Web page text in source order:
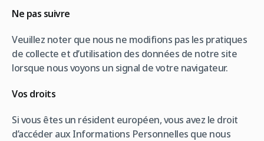
Ne pas suivre
Veuillez noter que nous ne modifions pas les pratiques
de collecte et d’utilisation des données de notre site
lorsque nous voyons un signal de votre navigateur.
Vos droits
Si vous êtes un résident européen, vous avez le droit
d’accéder aux Informations Personnelles que nous